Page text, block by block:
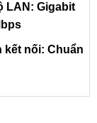
LAN: Gigabit
kết nối: Chuẩn